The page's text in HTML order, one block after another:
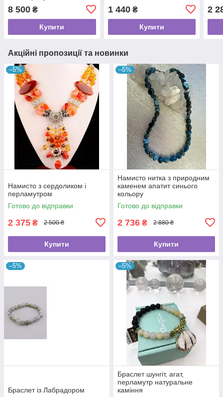
8 500 ₴
Купити
1 440₴
Купити
2
Акційні пропозиції та новинки
–5%
Намисто з сердоликом і
перламутром
Готово до відправки
2 375 ₴ 2 500 ₴
Купити
–5%
Намисто нитка з природним
каменем апатит синього
кольору
Готово до відправки
2 736 ₴ 2 880 ₴
Купити
–5%
Браслет із Лабрадором
–5%
Браслет шунгіт, агат,
перламутр натуральне
каміння